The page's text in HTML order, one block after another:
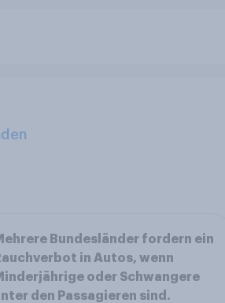
Bundesländer fordern ein
in Autos, wenn
oder Schwangere
den Passagieren sind.